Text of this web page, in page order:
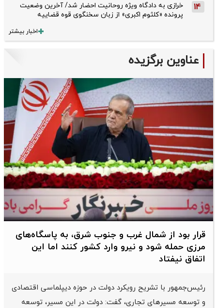
14
خرازی به دادگاه ویژه روحانیت احضار شد/ آخرین وضعیت
پرونده «کلثوم اکبری» از زبان سخنگوی قوه قضاییه
اخبار بیشتر
عناوین برگزیده
قرار بود از شمال ‌غرب و جنوب‌ شرق، به پاسگاه‌های
مرزی حمله شود و نیرو وارد کشور کنند اما این
اتفاق نیفتاد
رئیس‌جمهور با تشریح رویکرد دولت در حوزه دیپلماسی اقتصادی
و توسعه مسیرهای تجاری، گفت: دولت در این مسیر، توسعه